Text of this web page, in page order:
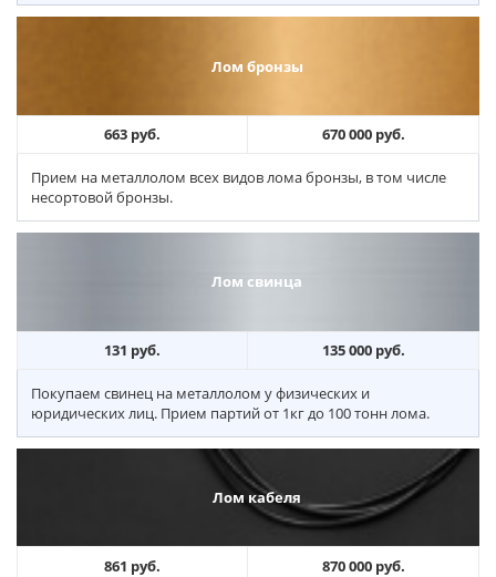
Лом бронзы
663 руб. 670 000 руб.
Прием на металлолом всех видов лома бронзы, в том числе
несортовой бронзы.
Лом свинца
131 руб. 135 000 руб.
Покупаем свинец на металлолом у физических и
юридических лиц. Прием партий от 1кг до 100 тонн лома.
Лом кабеля
861 руб. 870 000 руб.